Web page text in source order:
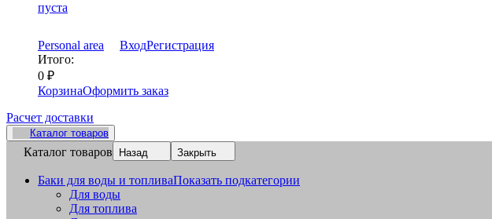
пуста
Personal area ВходРегистрация
Итого:
0 ₽
КорзинаОформить заказ
Расчет доставки
Каталог товаров
Каталог товаров Назад Закрыть
Баки для воды и топливаПоказать подкатегории
Для воды
Для топлива